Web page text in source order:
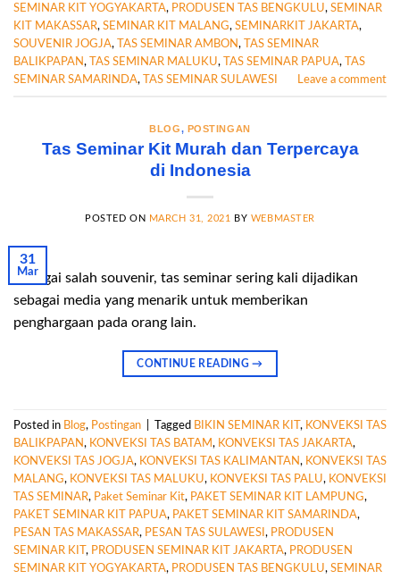
SEMINAR KIT YOGYAKARTA, PRODUSEN TAS BENGKULU, SEMINAR
KIT MAKASSAR, SEMINAR KIT MALANG, SEMINARKIT JAKARTA,
SOUVENIR JOGJA, TAS SEMINAR AMBON,
TAS SEMINAR
BALIKPAPAN, TAS SEMINAR MALUKU, TAS SEMINAR PAPUA,
TAS
SEMINAR SAMARINDA, TAS SEMINAR SULAWESI Leave a comment
BLOG, POSTINGAN
Tas Seminar Kit Murah dan Terpercaya
di Indonesia
POSTED ON MARCH 31, 2021 BY WEBMASTER
31
Mar
Sebagai salah souvenir, tas seminar sering kali dijadikan
sebagai media yang menarik untuk memberikan
penghargaan pada orang lain.
CONTINUE READING→
Posted in Blog, Postingan Tagged BIKIN SEMINAR KIT , KONVEKSI TAS
BALIKPAPAN, KONVEKSI TAS BATAM, KONVEKSI TAS JAKARTA,
KONVEKSI TAS JOGJA, KONVEKSI TAS KALIMANTAN, KONVEKSI TAS
MALANG, KONVEKSI TAS MALUKU, KONVEKSI TAS PALU, KONVEKSI
TAS SEMINAR, Paket Seminar Kit, PAKET SEMINAR KIT LAMPUNG,
PAKET SEMINAR KIT PAPUA, PAKET SEMINAR KIT SAMARINDA,
PESAN TAS MAKASSAR, PESAN TAS SULAWESI , PRODUSEN
SEMINAR KIT , PRODUSEN SEMINAR KIT JAKARTA, PRODUSEN
SEMINAR KIT YOGYAKARTA, PRODUSEN TAS BENGKULU, SEMINAR